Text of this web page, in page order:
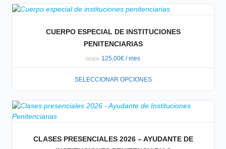
CUERPO ESPECIAL DE INSTITUCIONES
PENITENCIARIAS
DESDE: 125,00€ / mes
SELECCIONAR OPCIONES
CLASES PRESENCIALES 2026 – AYUDANTE DE